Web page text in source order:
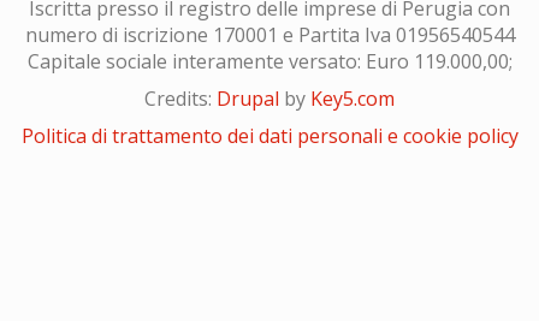
Iscritta presso il registro delle imprese di Perugia con
numero di iscrizione 170001 e Partita Iva 01956540544
Capitale sociale interamente versato: Euro 119.000,00;
Credits: Drupal by Key5.com
Politica di trattamento dei dati personali e cookie policy